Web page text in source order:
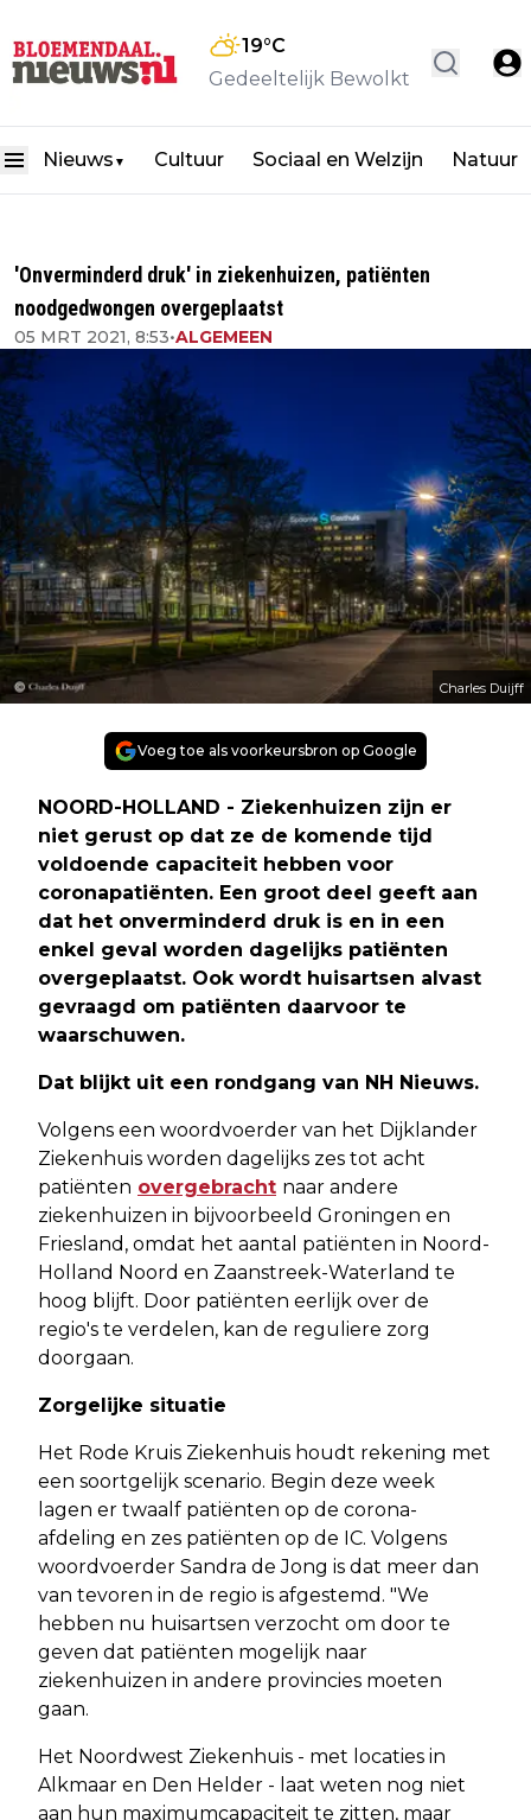
19°C
Gedeeltelijk Bewolkt
Nieuws ▼ Cultuur Sociaal en Welzijn Natuur
'Onverminderd druk' in ziekenhuizen, patiënten
noodgedwongen overgeplaatst
05 MRT 2021, 8:53•ALGEMEEN
Charles Duijff
Voeg toe als voorkeursbron op Google
NOORD-HOLLAND - Ziekenhuizen zijn er
niet gerust op dat ze de komende tijd
voldoende capaciteit hebben voor
coronapatiënten. Een groot deel geeft aan
dat het onverminderd druk is en in een
enkel geval worden dagelijks patiënten
overgeplaatst. Ook wordt huisartsen alvast
gevraagd om patiënten daarvoor te
waarschuwen.
Dat blijkt uit een rondgang van NH Nieuws.
Volgens een woordvoerder van het Dijklander
Ziekenhuis worden dagelijks zes tot acht
patiënten overgebracht naar andere
ziekenhuizen in bijvoorbeeld Groningen en
Friesland, omdat het aantal patiënten in Noord-
Holland Noord en Zaanstreek-Waterland te
hoog blijft. Door patiënten eerlijk over de
regio's te verdelen, kan de reguliere zorg
doorgaan.
Zorgelijke situatie
Het Rode Kruis Ziekenhuis houdt rekening met
een soortgelijk scenario. Begin deze week
lagen er twaalf patiënten op de corona-
afdeling en zes patiënten op de IC. Volgens
woordvoerder Sandra de Jong is dat meer dan
van tevoren in de regio is afgestemd. "We
hebben nu huisartsen verzocht om door te
geven dat patiënten mogelijk naar
ziekenhuizen in andere provincies moeten
gaan.
Het Noordwest Ziekenhuis - met locaties in
Alkmaar en Den Helder - laat weten nog niet
aan hun maximumcapaciteit te zitten, maar